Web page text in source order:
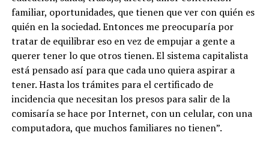
familiar, oportunidades, que tienen que ver con quién es
quién en la sociedad. Entonces me preocuparía por
tratar de equilibrar eso en vez de empujar a gente a
querer tener lo que otros tienen. El sistema capitalista
está pensado así para que cada uno quiera aspirar a
tener. Hasta los trámites para el certificado de
incidencia que necesitan los presos para salir de la
comisaría se hace por Internet, con un celular, con una
computadora, que muchos familiares no tienen”.